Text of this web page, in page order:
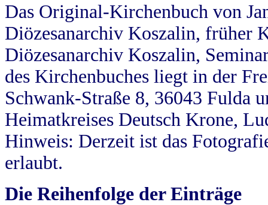
Das Original-Kirchenbuch von
Diözesanarchiv Koszalin, früher
Diözesanarchiv Koszalin,
des Kirchenbuches liegt in der
Schwank-Straße 8, 36043 Fulda
Heimatkreises Deutsch Krone,
Hinweis: Derzeit ist das
erlaubt.
Die Reihenfolge der Einträge